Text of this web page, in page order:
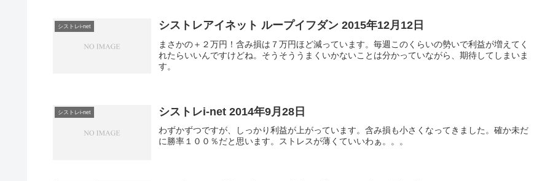
シストレi-net シストレアイネット ループイフダン 2015年12月12日
まさかの＋２万円！含み損は７万円ほど減っています。毎週このくらいの勢いで利益が増えてく
れたらいいんですけどね。そうそううまくいかないことは分かっていながら、期待してしまいま
す。
シストレi-net シストレi-net 2014年9月28日
わずかずつですが、しっかり利益が上がっています。含み損も小さくなってきました。確か未だ
に勝率１００％だと思います。ストレスが薄くていいわぁ。。。